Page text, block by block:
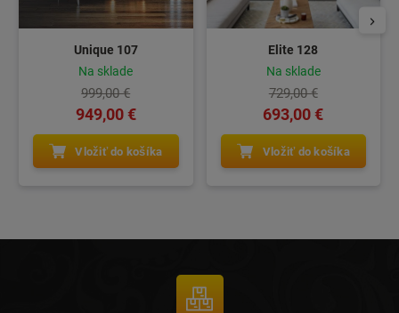
Unique 107
Na sklade
999,00 €
949,00 €
Vložiť do košíka
Elite 128
Na sklade
729,00 €
693,00 €
Vložiť do košíka